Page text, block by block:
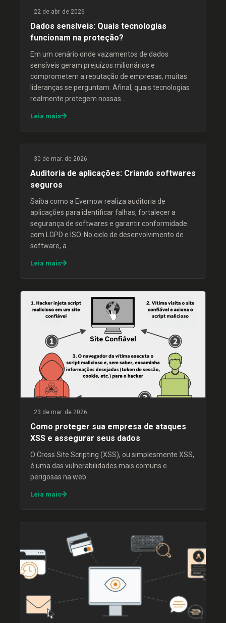
22 de abr. de 2026
Dados sensíveis: Quais tecnologias
funcionam na proteção?
Em um cenário onde vazamentos de dados
sensíveis geram prejuízos milionários e
comprometem a reputação de empresas, muitas
lideranças se perguntam: Afinal, quais tecnologias
realmente protegem nossas…
Leia mais
30 de mar. de 2026
Auditoria de aplicações: Criando softwares
seguros
Saiba como a Evernow realiza auditoria de
aplicações para identificar falhas, fortalecer a
segurança de softwares e garantir conformidade
com LGPD e ISO. No ciclo de desenvolvimento de
software, a…
Leia mais
23 de mar. de 2026
Como proteger sua empresa de ataques
XSS e assegurar seus dados
O Cross Site Scripting (XSS), ou simplesmente XSS,
é uma das vulnerabilidades mais comuns e
perigosas na web.
Leia mais